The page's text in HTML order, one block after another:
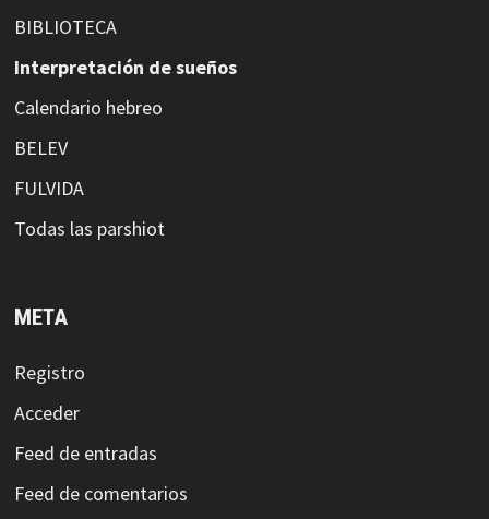
BIBLIOTECA
Interpretación de sueños
Calendario hebreo
BELEV
FULVIDA
Todas las parshiot
META
Registro
Acceder
Feed de entradas
Feed de comentarios